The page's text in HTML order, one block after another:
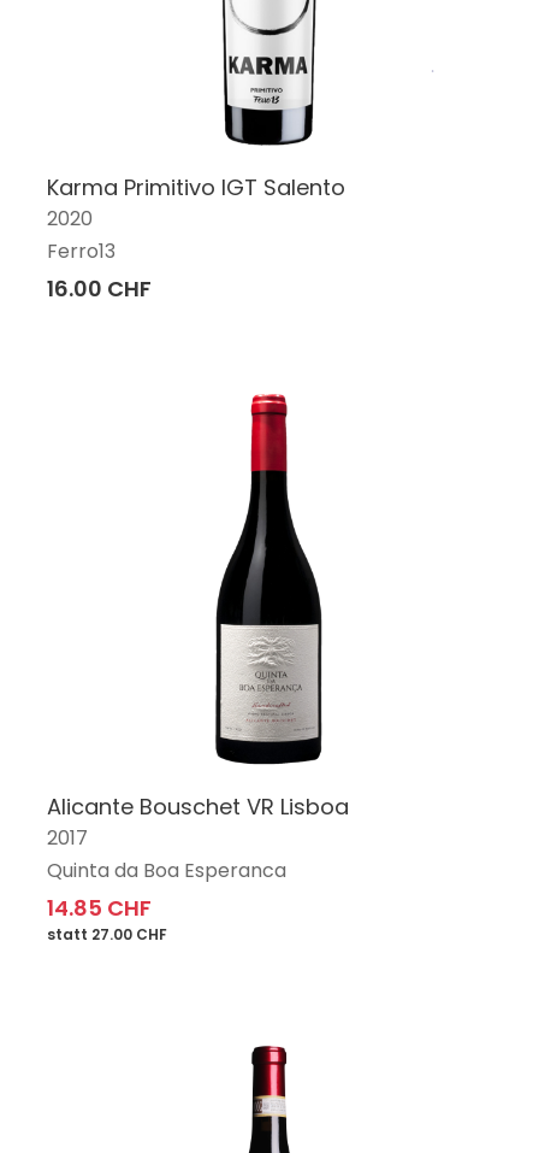
Karma Primitivo IGT Salento
2020
Ferro13
16.00 CHF
Alicante Bouschet VR Lisboa
2017
Quinta da Boa Esperanca
14.85 CHF
statt 27.00 CHF